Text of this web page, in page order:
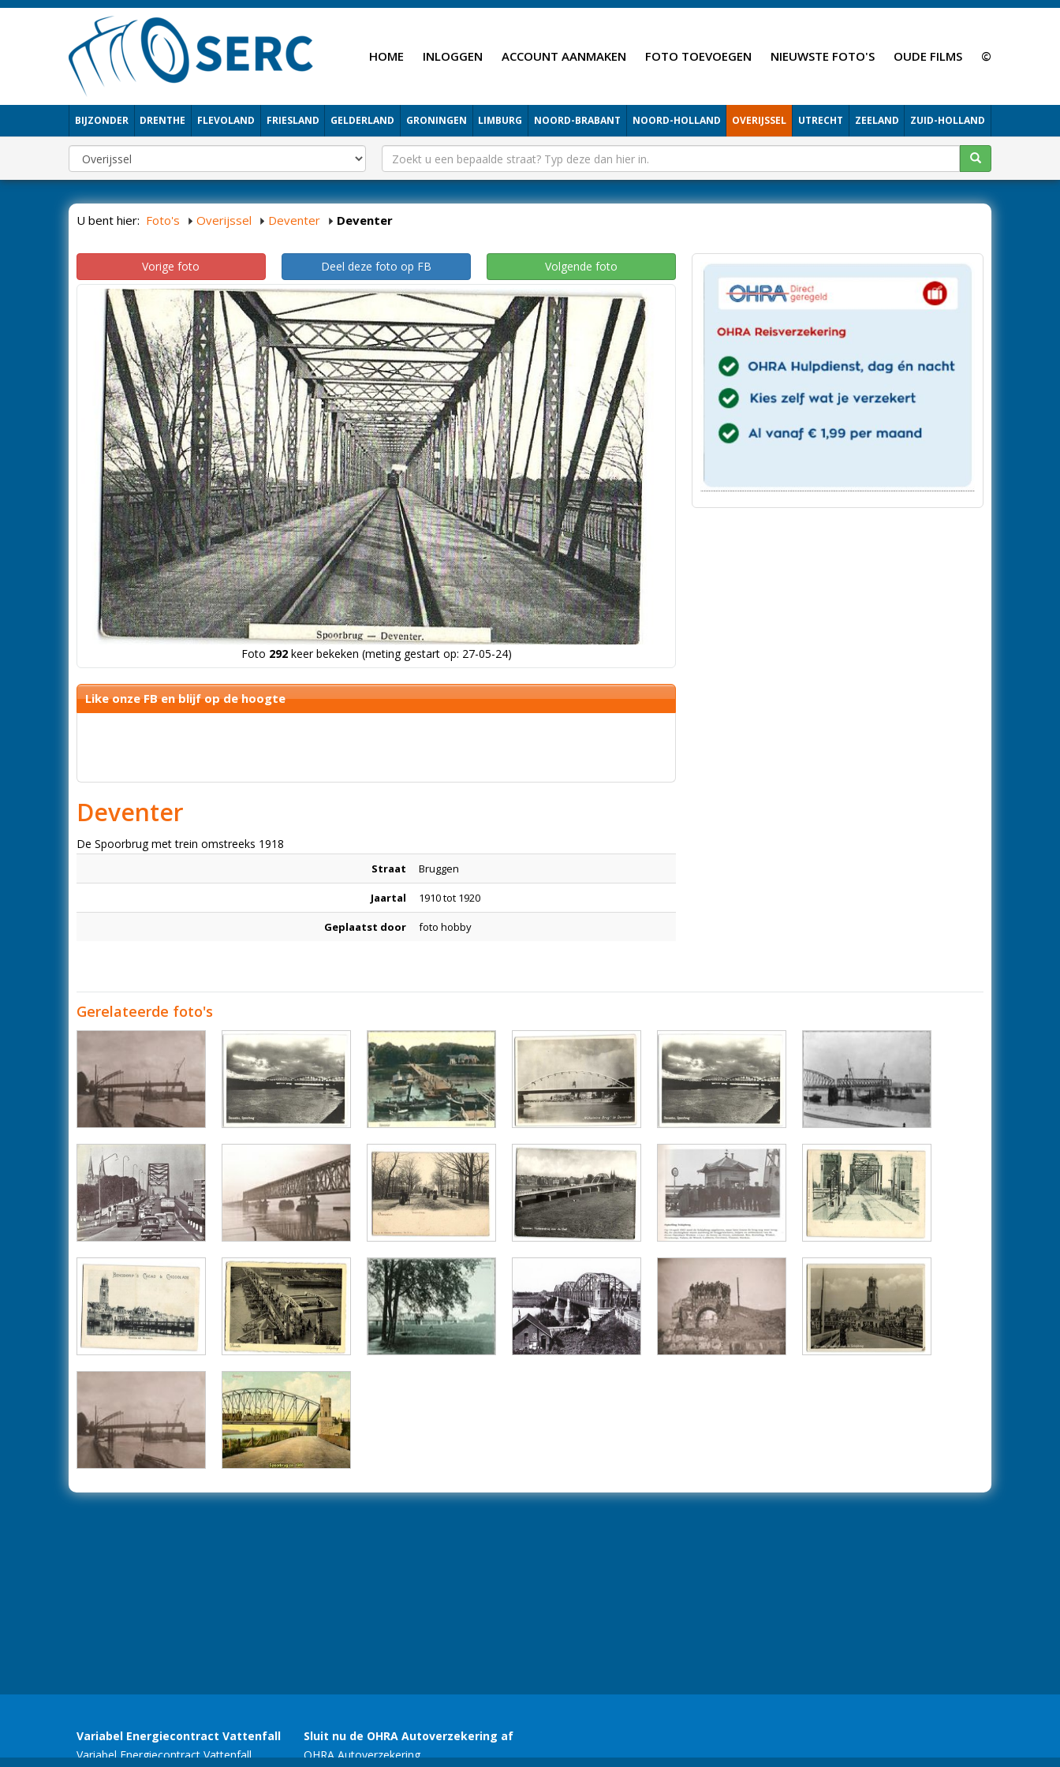
HOME INLOGGEN ACCOUNT AANMAKEN FOTO TOEVOEGEN NIEUWSTE FOTO'S OUDE FILMS ©
BIJZONDER DRENTHE FLEVOLAND FRIESLAND GELDERLAND GRONINGEN LIMBURG NOORD-BRABANT NOORD-HOLLAND OVERIJSSEL UTRECHT ZEELAND ZUID-HOLLAND
U bent hier: Foto's Overijssel Deventer Deventer
Vorige foto Deel deze foto op FB Volgende foto
Foto 292keer bekeken (meting gestart op: 27-05-24)
Like onze FB en blijf op de hoogte
Deventer
De Spoorbrug met trein omstreeks 1918
Straat Bruggen
Jaartal 1910 tot 1920
Geplaatst door foto hobby
Gerelateerde foto's